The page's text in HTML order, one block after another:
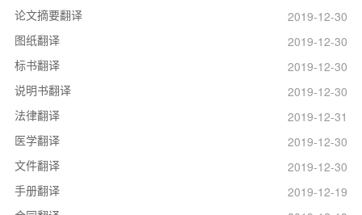
论文摘要翻译
2019-12-30
图纸翻译
2019-12-30
标书翻译
2019-12-30
说明书翻译
2019-12-30
法律翻译
2019-12-31
医学翻译
2019-12-30
文件翻译
2019-12-30
手册翻译
2019-12-19